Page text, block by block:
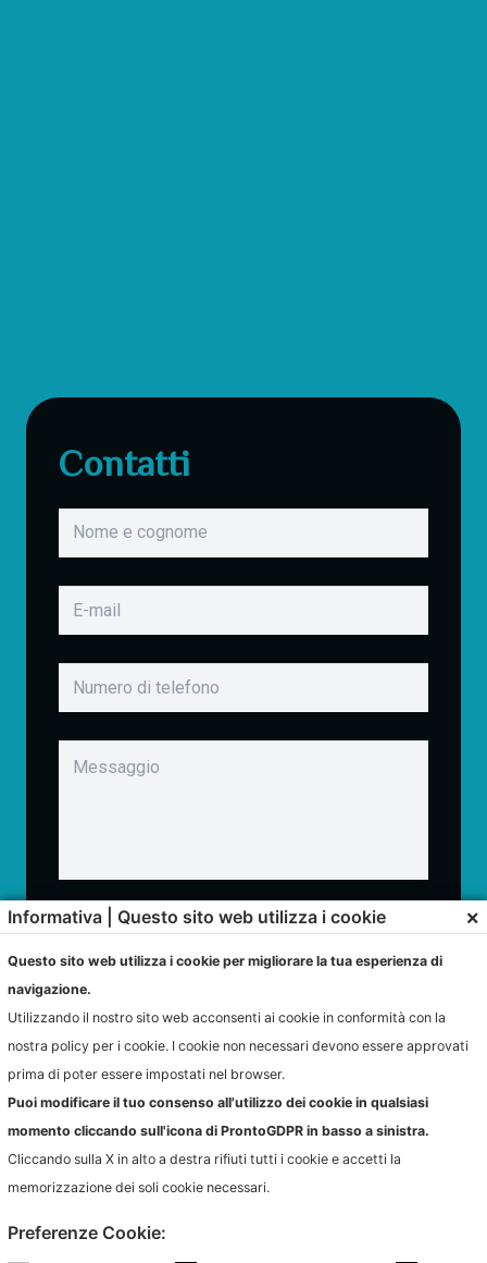
Contatti
Confermo di aver preso visione dell'informativa sul trattamento dei
amministrazione@consultint.it
Numero sede principale
051 64 47 180
Informativa | Questo sito web utilizza i cookie ×
Questo sito web utilizza i cookie per migliorare la tua esperienza di
navigazione.
Utilizzando il nostro sito web acconsenti ai cookie in conformità con la
nostra policy per i cookie. I cookie non necessari devono essere approvati
prima di poter essere impostati nel browser.
Puoi modificare il tuo consenso all'utilizzo dei cookie in qualsiasi
momento cliccando sull'icona di ProntoGDPR in basso a sinistra.
Cliccando sulla X in alto a destra rifiuti tutti i cookie e accetti la
memorizzazione dei soli cookie necessari.
Preferenze Cookie: